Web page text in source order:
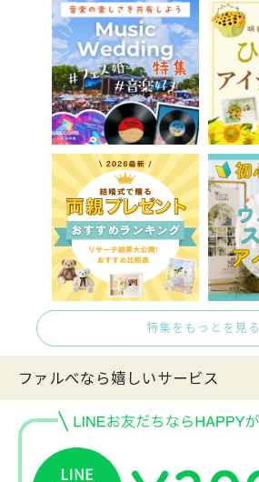
特集をもっとを見る
ファルべなら嬉しいサービス